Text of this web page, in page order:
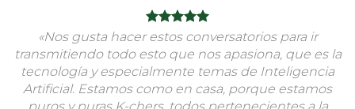
«Nos gusta hacer estos conversatorios para ir
transmitiendo todo esto que nos apasiona, que es la
tecnología y especialmente temas de Inteligencia
Artificial. Estamos como en casa, porque estamos